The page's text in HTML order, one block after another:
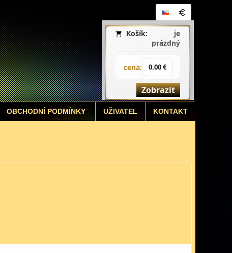
Košík:
je
prázdný
cena: 0.00 €
Zobrazit
OBCHODNÍ PODMÍNKY UŽIVATEL KONTAKT